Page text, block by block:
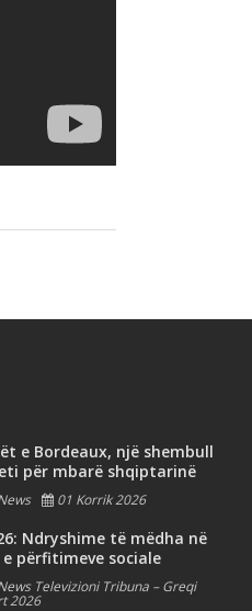
e Bordeaux, një shembull
për mbarë shqiptarinë
01 Korrik 2026
Ndryshime të mëdha në
përfitimeve sociale
Televizioni Tribuna – Greqi
2026